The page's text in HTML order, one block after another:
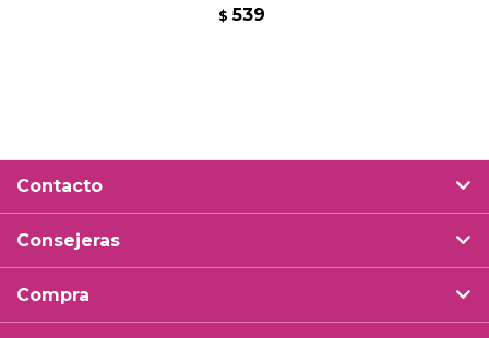
$ 539
Contacto
Consejeras
Compra